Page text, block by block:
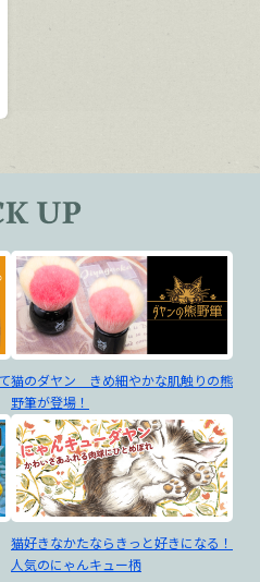
猫のダヤン きめ細やかな肌触りの熊
野筆が登場！
猫好きなかたならきっと好きになる！
人気のにゃんキュー柄